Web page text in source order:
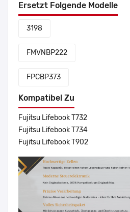
Ersetzt Folgende Modelle
3198
FMVNBP222
FPCBP373
Kompatibel Zu
Fujitsu Lifebook T732
Fujitsu Lifebook T734
Fujitsu Lifebook T902